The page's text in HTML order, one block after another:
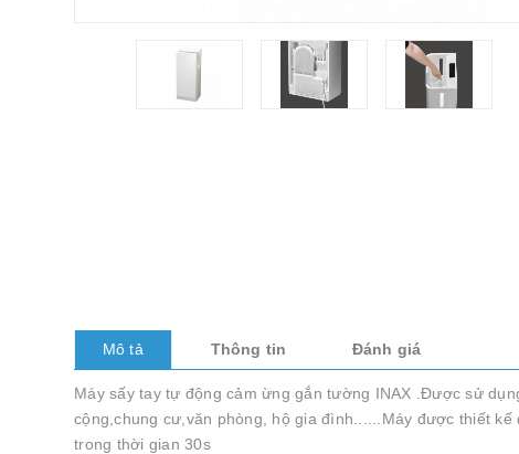
Mô tả Thông tin Đánh giá
Máy sấy tay tự động cảm ừng gắn tường INAX .Được sử
cộng,chung cư,văn phòng, hộ gia đình......Máy được thiết
trong thời gian 30s